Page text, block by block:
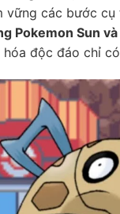
vững các bước
Pokemon Sun
hóa độc đáo chỉ